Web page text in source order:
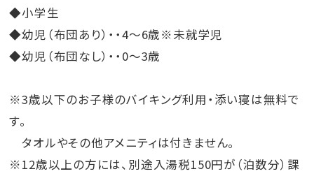
◆小学生
◆幼児（布団あり）・・4～6歳※未就学児
◆幼児（布団なし）・・0～3歳
※3歳以下のお子様のバイキング利用・添い寝は無料で
す。
タオルやその他アメニティは付きません。
※12歳以上の方には、別途入湯税150円が（泊数分）課